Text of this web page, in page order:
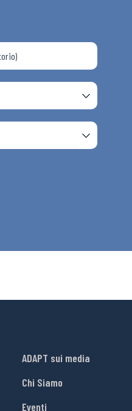
ADAPT sui media
Chi Siamo
Eventi